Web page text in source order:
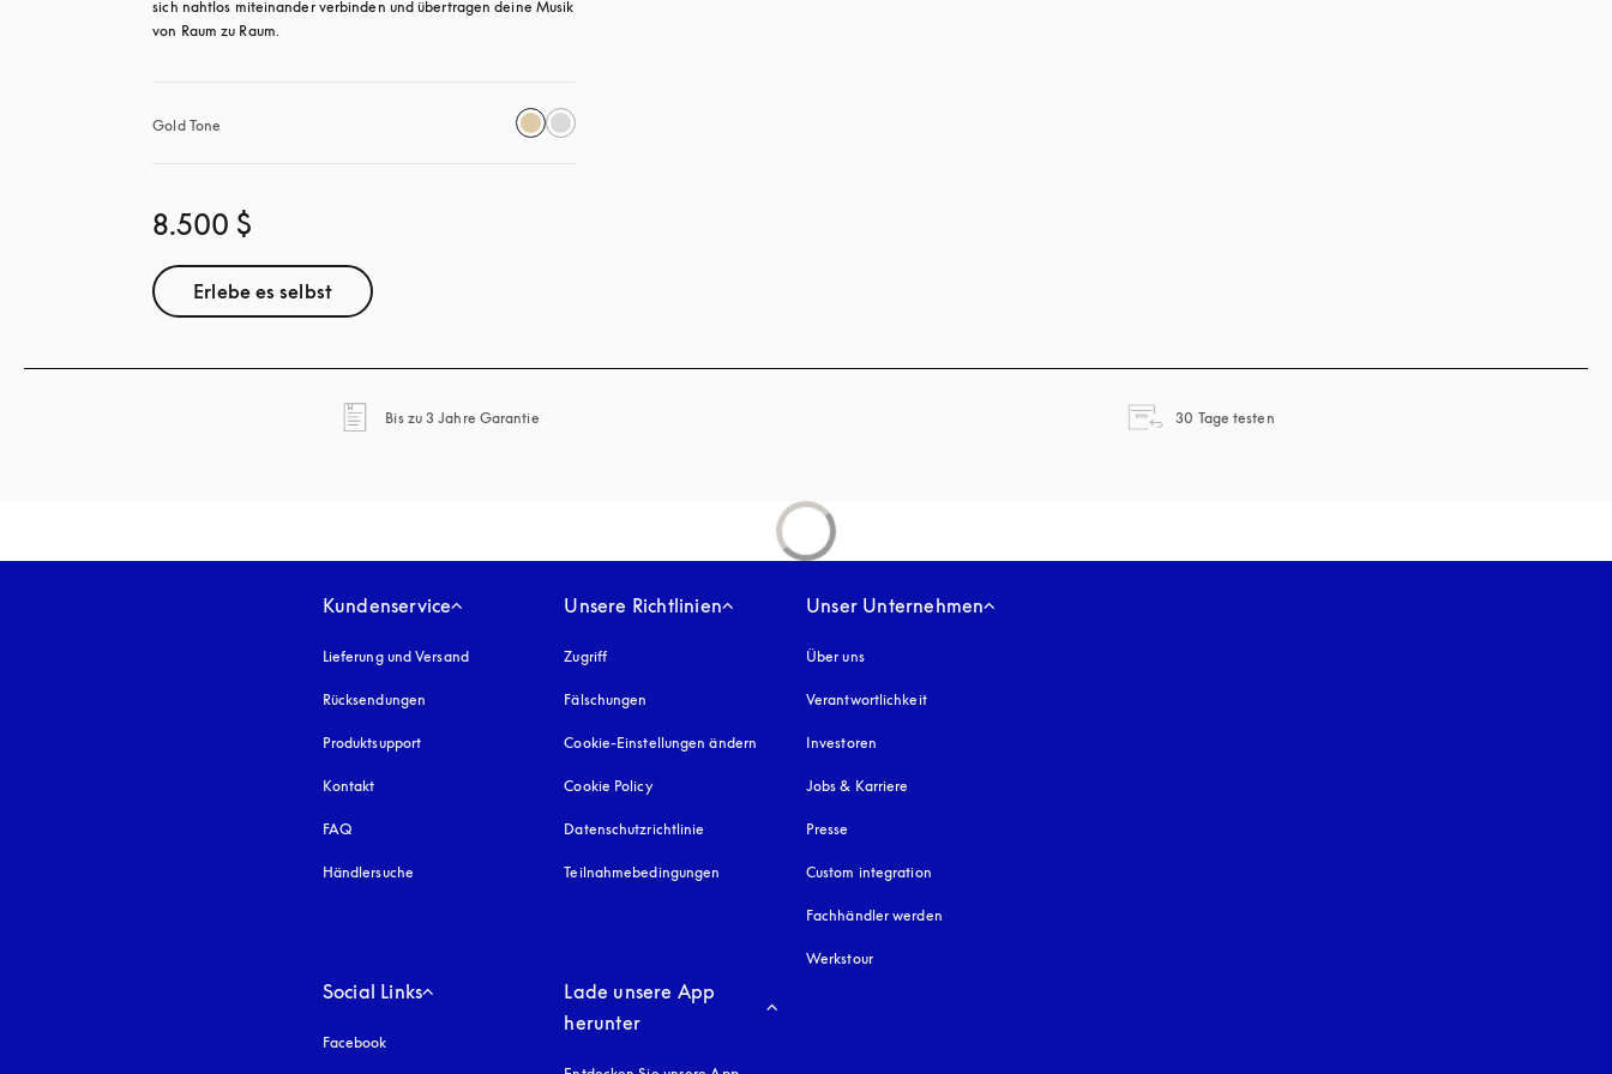
sich nahtlos miteinander verbinden und übertragen deine Musik
von Raum zu Raum.
Gold Tone
8.500 $
Erlebe es selbst
Bis zu 3 Jahre Garantie 30 Tage testen
Kundenservice
Lieferung und Versand
Rücksendungen
Produktsupport
Kontakt
FAQ
Händlersuche
Unsere Richtlinien
Zugriff öffnet sich in einem neuen Tab
Fälschungen öffnet sich in einem neuen Tab
Cookie-Einstellungen ändern
Cookie Policyöffnet sich in einem neuen Tab
Datenschutzrichtlinie öffnet sich in einem neuen Tab
Teilnahmebedingungen
Unser Unternehmen
Über uns
Verantwortlichkeit
Investoren
Jobs & Karriere
Presse
Custom integration
Fachhändler werden
Werkstour
Social Links
Facebook
Lade unsere App
herunter